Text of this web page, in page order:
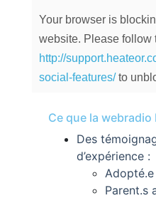
les thèmes
nous
actions, ses
Ce que la webradio
Des
d’expérience :
Adopté.e
Parent.s
Your browser is
website. Please follow
http://
social-features/to